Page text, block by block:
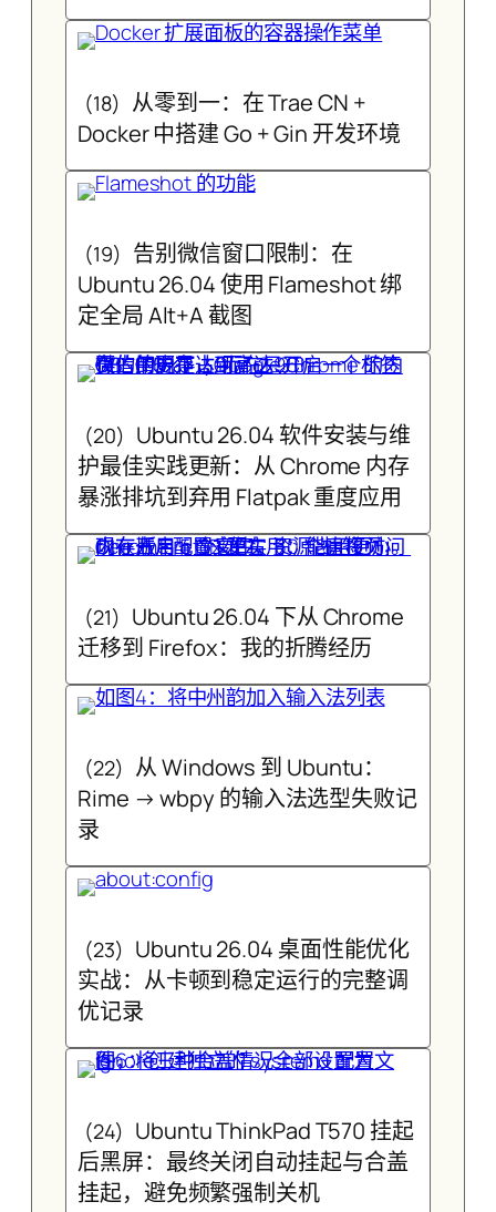
(18) 从零到一：在 Trae CN +
Docker 中搭建 Go + Gin 开发环境
(19) 告别微信窗口限制：在
Ubuntu 26.04 使用 Flameshot 绑
定全局 Alt+A 截图
(20) Ubuntu 26.04 软件安装与维
护最佳实践更新：从 Chrome 内存
暴涨排坑到弃用 Flatpak 重度应用
(21) Ubuntu 26.04 下从 Chrome
迁移到 Firefox：我的折腾经历
(22) 从 Windows 到 Ubuntu：
Rime → wbpy 的输入法选型失败记
录
(23) Ubuntu 26.04 桌面性能优化
实战：从卡顿到稳定运行的完整调
优记录
(24) Ubuntu ThinkPad T570 挂起
后黑屏：最终关闭自动挂起与合盖
挂起，避免频繁强制关机